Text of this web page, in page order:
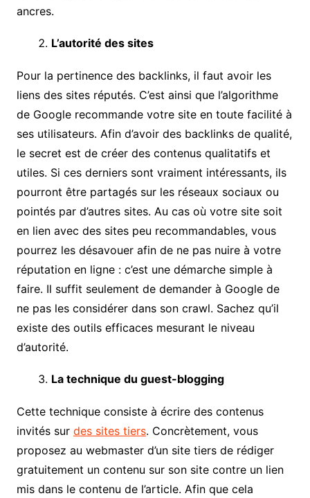
ancres.
L’autorité des sites
Pour la pertinence des backlinks, il faut avoir les
liens des sites réputés. C’est ainsi que l’algorithme
de Google recommande votre site en toute facilité à
ses utilisateurs. Afin d’avoir des backlinks de qualité,
le secret est de créer des contenus qualitatifs et
utiles. Si ces derniers sont vraiment intéressants, ils
pourront être partagés sur les réseaux sociaux ou
pointés par d’autres sites. Au cas où votre site soit
en lien avec des sites peu recommandables, vous
pourrez les désavouer afin de ne pas nuire à votre
réputation en ligne : c’est une démarche simple à
faire. Il suffit seulement de demander à Google de
ne pas les considérer dans son crawl. Sachez qu’il
existe des outils efficaces mesurant le niveau
d’autorité.
La technique du guest-blogging
Cette technique consiste à écrire des contenus
invités sur des sites tiers. Concrètement, vous
proposez au webmaster d’un site tiers de rédiger
gratuitement un contenu sur son site contre un lien
mis dans le contenu de l’article. Afin que cela